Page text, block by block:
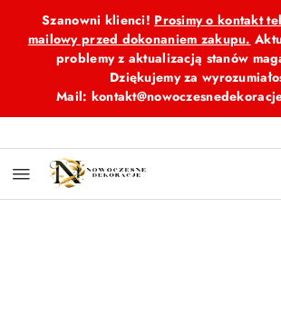
Przejdź do treści głównej
Przejdź do wyszukiwarki
Przejdź do moje konto
Przejdź do menu głównego
Przejdź do opisu produktu
Przejdź do stopki
Szanowni klienci! Prosimy o kontakt
mailowy przed dokonaniem zakupu.
problemy z aktualizacją stanów
Dziękujemy za
Mail: